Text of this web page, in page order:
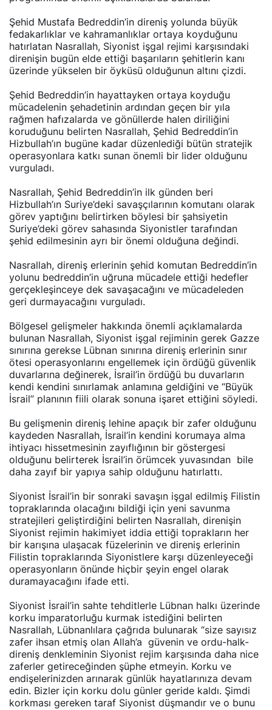
Şehid Mustafa Bedreddin’in direniş yolunda büyük
fedakarlıklar ve kahramanlıklar ortaya koyduğunu
hatırlatan Nasrallah, Siyonist işgal rejimi karşısındaki
direnişin bugün elde ettiği başarıların şehitlerin kanı
üzerinde yükselen bir öyküsü olduğunun altını çizdi.
Şehid Bedreddin’in hayattayken ortaya koyduğu
mücadelenin şehadetinin ardından geçen bir yıla
rağmen hafızalarda ve gönüllerde halen diriliğini
koruduğunu belirten Nasrallah, Şehid Bedreddin’in
Hizbullah’ın bugüne kadar düzenlediği bütün stratejik
operasyonlara katkı sunan önemli bir lider olduğunu
vurguladı.
Nasrallah, Şehid Bedreddin’in ilk günden beri
Hizbullah’ın Suriye’deki savaşçılarının komutanı olarak
görev yaptığını belirtirken böylesi bir şahsiyetin
Suriye’deki görev sahasında Siyonistler tarafından
şehid edilmesinin ayrı bir önemi olduğuna değindi.
Nasrallah, direniş erlerinin şehid komutan Bedreddin’in
yolunu bedreddin’in uğruna mücadele ettiği hedefler
gerçekleşinceye dek savaşacağını ve mücadeleden
geri durmayacağını vurguladı.
Bölgesel gelişmeler hakkında önemli açıklamalarda
bulunan Nasrallah, Siyonist işgal rejiminin gerek Gazze
sınırına gerekse Lübnan sınırına direniş erlerinin sınır
ötesi operasyonlarını engellemek için ördüğü güvenlik
duvarlarına değinerek, İsrail’in ördüğü bu duvarların
kendi kendini sınırlamak anlamına geldiğini ve “Büyük
İsrail” planının fiili olarak sonuna işaret ettiğini söyledi.
Bu gelişmenin direniş lehine apaçık bir zafer olduğunu
kaydeden Nasrallah, İsrail’in kendini korumaya alma
ihtiyacı hissetmesinin zayıflığının bir göstergesi
olduğunu belirterek İsrail’in örümcek yuvasından bile
daha zayıf bir yapıya sahip olduğunu hatırlattı.
Siyonist İsrail’in bir sonraki savaşın işgal edilmiş Filistin
topraklarında olacağını bildiği için yeni savunma
stratejileri geliştirdiğini belirten Nasrallah, direnişin
Siyonist rejimin hakimiyet iddia ettiği toprakların her
bir karışına ulaşacak füzelerinin ve direniş erlerinin
Filistin topraklarında Siyonistlere karşı düzenleyeceği
operasyonların önünde hiçbir şeyin engel olarak
duramayacağını ifade etti.
Siyonist İsrail’in sahte tehditlerle Lübnan halkı üzerinde
korku imparatorluğu kurmak istediğini belirten
Nasrallah, Lübnanlılara çağrıda bulunarak “size sayısız
zafer ihsan etmiş olan Allah’a güvenin ve ordu-halk-
direniş denkleminin Siyonist rejim karşısında daha nice
zaferler getireceğinden şüphe etmeyin. Korku ve
endişelerinizden arınarak günlük hayatlarınıza devam
edin. Bizler için korku dolu günler geride kaldı. Şimdi
korkması gereken taraf Siyonist düşmandır ve o bunu